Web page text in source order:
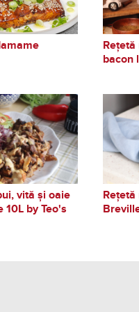
bacon
vită și oaie
by Teo's